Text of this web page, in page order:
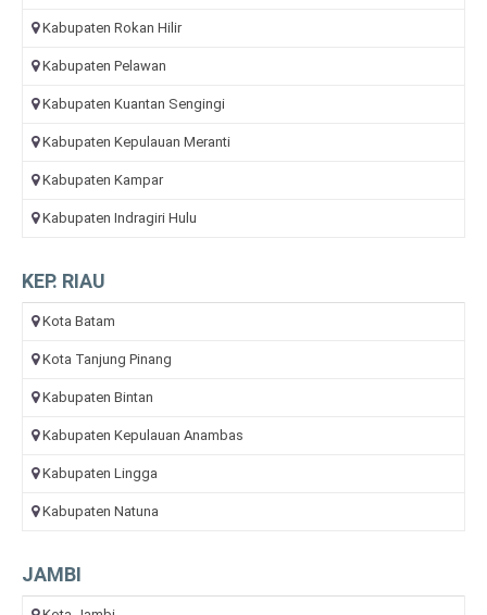
Kabupaten Rokan Hilir
Kabupaten Pelawan
Kabupaten Kuantan Sengingi
Kabupaten Kepulauan Meranti
Kabupaten Kampar
Kabupaten Indragiri Hulu
KEP. RIAU
Kota Batam
Kota Tanjung Pinang
Kabupaten Bintan
Kabupaten Kepulauan Anambas
Kabupaten Lingga
Kabupaten Natuna
JAMBI